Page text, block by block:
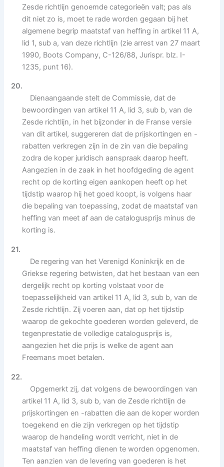
Zesde richtlijn genoemde categorieën valt; pas als
dit niet zo is, moet te rade worden gegaan bij het
algemene begrip maatstaf van heffing in artikel 11 A,
lid 1, sub a, van deze richtlijn (zie arrest van 27 maart
1990, Boots Company, C-126/88, Jurispr. blz. I-
1235, punt 16).
20.
Dienaangaande stelt de Commissie, dat de
bewoordingen van artikel 11 A, lid 3, sub b, van de
Zesde richtlijn, in het bijzonder in de Franse versie
van dit artikel, suggereren dat de prijskortingen en -
rabatten verkregen zijn in de zin van die bepaling
zodra de koper juridisch aanspraak daarop heeft.
Aangezien in de zaak in het hoofdgeding de agent
recht op de korting eigen aankopen heeft op het
tijdstip waarop hij het goed koopt, is volgens haar
die bepaling van toepassing, zodat de maatstaf van
heffing van meet af aan de catalogusprijs minus de
korting is.
21.
De regering van het Verenigd Koninkrijk en de
Griekse regering betwisten, dat het bestaan van een
dergelijk recht op korting volstaat voor de
toepasselijkheid van artikel 11 A, lid 3, sub b, van de
Zesde richtlijn. Zij voeren aan, dat op het tijdstip
waarop de gekochte goederen worden geleverd, de
tegenprestatie de volledige catalogusprijs is,
aangezien het die prijs is welke de agent aan
Freemans moet betalen.
22.
Opgemerkt zij, dat volgens de bewoordingen van
artikel 11 A, lid 3, sub b, van de Zesde richtlijn de
prijskortingen en -rabatten die aan de koper worden
toegekend en die zijn verkregen op het tijdstip
waarop de handeling wordt verricht, niet in de
maatstaf van heffing dienen te worden opgenomen.
Ten aanzien van de levering van goederen is het